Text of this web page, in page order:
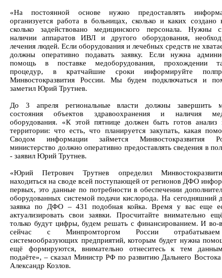
«На постоянной основе нужно предоставлять
организуется работа в больницах, сколько и каких создано
сколько задействовано медицинского персонала. Нужны
наличии аппаратов ИВЛ и другого оборудования,
лечения людей. Если оборудования и лечебных средств не
должны оперативно подавать заявку. Если нужна
помощь в поставке медоборудования, прохождении
процедур, в кратчайшие сроки информируйте
Минвостокразвития России. Мы будем подключаться и
заметил Юрий Трутнев.
До 3 апреля региональные власти должны завершить
состояния объектов здравоохранения и наличия
оборудования. «К этой пятнице должен быть готов анализ
территории: что есть, что планируется закупать, какая
Сводом информации займется Минвостокразвития
министерство должно оперативно предоставлять сведения в
- заявил Юрий Трутнев.
«Юрий Петрович Трутнев определил
находиться на своде всей поступающей от регионов ДФО
первых, это данные по потребности в обеспечении
оборудованных системой подачи кислорода. На сегодняшний
заявка по ДФО – 431 подобная койка. Время у вас еще
актуализировать свои заявки. Просчитайте внимательно
только будут цифры, будем решать с финансированием. И
сейчас с Минпромторгом России
системообразующих предприятий, которым будет нужна
ещё формируются, внимательно отнеситесь к тем
подаёте», – сказал Министр РФ по развитию Дальнего
Александр Козлов.